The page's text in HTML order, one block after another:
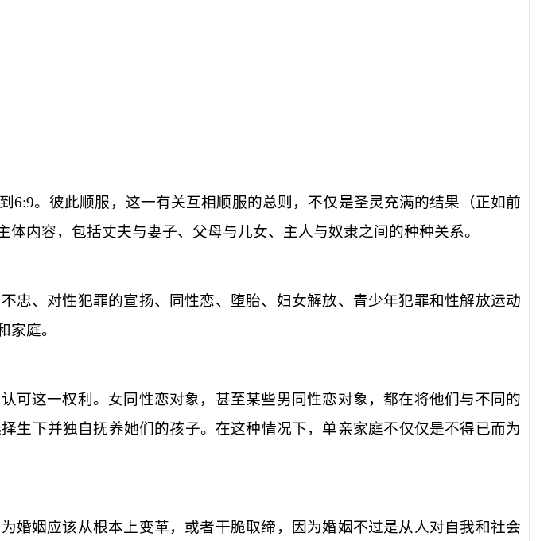
6:9。彼此顺服 ，这一有关互相顺服的总则，不仅是圣灵充满的结果（正如前
内容，包括丈夫与妻子、父母与儿女、主人与奴隶之间的种种关系。
忠、对性犯罪的宣扬、同性恋、堕胎、妇女解放、青少年犯罪和性解放运动
庭。
可这一权利。女同性恋对象，甚至某些男同性恋对象，都在将他们与不同的
生下并独自抚养她们的孩子。在这种情况下，单亲家庭不仅仅是不得已而为
婚姻应该从根本上变革，或者干脆取缔，因为婚姻不过是从人对自我和社会